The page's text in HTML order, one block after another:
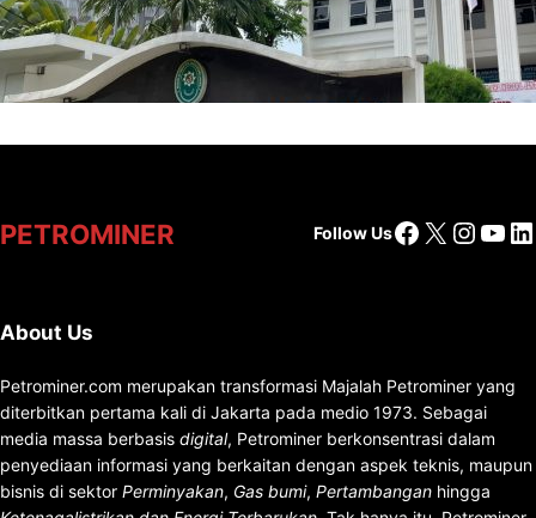
Koalisi Bersihkan Indonesia Ajukan Banding
atas Putusan Gugatan RUPTL
PETROMINER Follow UsFacebook
X
About Us
Petrominer.com merupakan transformasi Majalah Petrominer yang
diterbitkan pertama kali di Jakarta pada medio 1973. Sebagai
media massa berbasis digital, Petrominer berkonsentrasi dalam
penyediaan informasi yang berkaitan dengan aspek teknis, maupun
bisnis di sektor Perminyakan, Gas bumi, Pertambangan hingga